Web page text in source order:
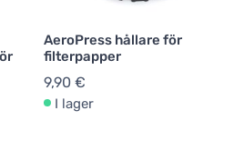
AeroPress hållare för
filterpapper
9,90 €
I lager